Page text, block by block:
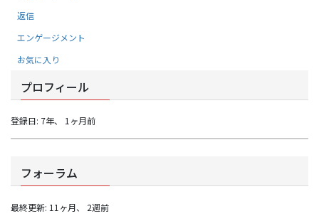
返信
エンゲージメント
お気に入り
プロフィール
登録日: 7年、 1ヶ月前
フォーラム
最終更新: 11ヶ月、 2週前